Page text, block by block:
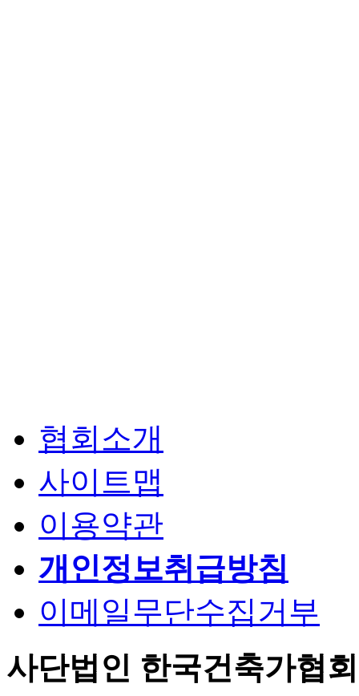
협회소개
사이트맵
이용약관
개인정보취급방침
이메일무단수집거부
사단법인 한국건축가협회